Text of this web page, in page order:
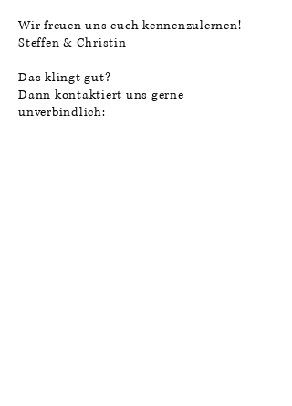
Wir freuen uns euch kennenzulernen!
Steffen & Christin
Das klingt gut?
Dann kontaktiert uns gerne
unverbindlich: